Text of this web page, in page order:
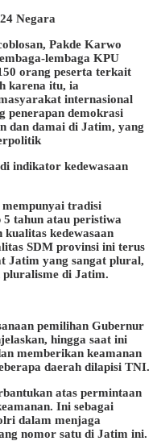
Negara
Pakde Karwo
lembaga KPU
orang peserta terkait
karena itu, ia
internasional
penerapan demokrasi
dan damai di Jatim, yang
indikator kedewasaan
tradisi
5 tahun atau peristiwa
kedewasaan
SDM provinsi ini terus
Jatim yang sangat plural,
pluralisme di Jatim.
pemilihan Gubernur
hingga saat ini
memberikan keamanan
daerah dilapisi TNI.
atas permintaan
Ini sebagai
dalam menjaga
nomor satu di Jatim ini.